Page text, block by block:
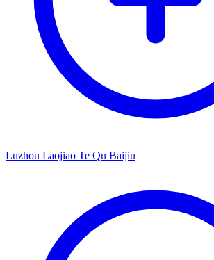
Luzhou Laojiao Te Qu Baijiu